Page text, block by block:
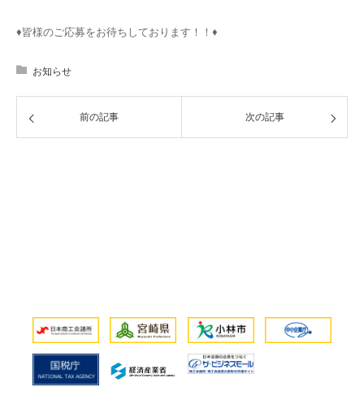
♦皆様のご応募をお待ちしております！！♦
お知らせ
前の記事 次の記事